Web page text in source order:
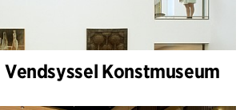
Vendsyssel Konstmuseum